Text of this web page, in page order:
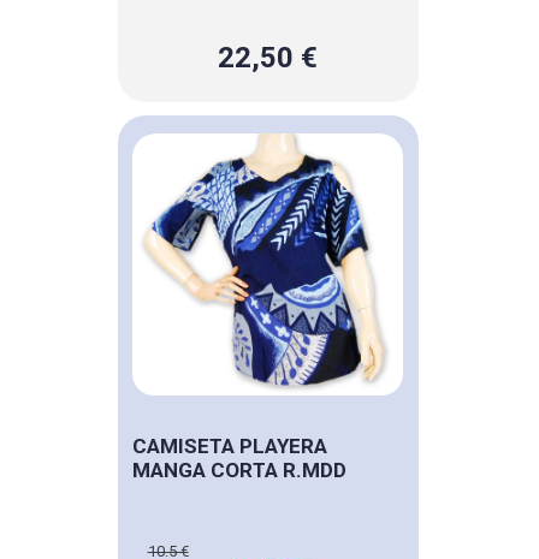
22,50 €
CAMISETA PLAYERA
MANGA CORTA R.MDD
10.5 €